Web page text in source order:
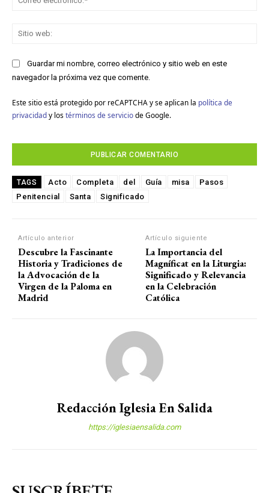
Guardar mi nombre, correo electrónico y sitio web en este
navegador la próxima vez que comente.
Este sitio está protegido por reCAPTCHA y se aplican la política de
privacidady los términos de serviciode Google.
TAGS Acto Completa del Guía misa
Pasos
Penitencial
Santa Significado
Artículo anterior
Descubre la Fascinante
Historia y Tradiciones de
la Advocación de la
Virgen de la Paloma en
Madrid
Artículo siguiente
La Importancia del
Magníficat en la Liturgia:
Significado y Relevancia
en la Celebración
Católica
Redacción Iglesia En Salida
https://iglesiaensalida.com